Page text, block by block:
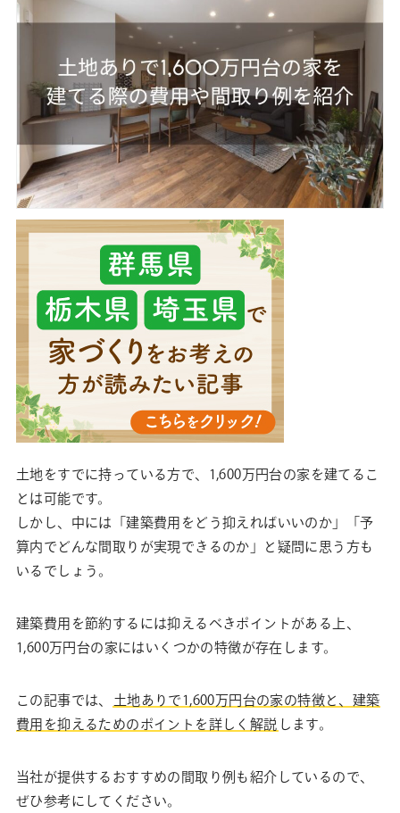
土地をすでに持っている方で、1,600万円台の家を建てるこ
とは可能です。
しかし、中には「建築費用をどう抑えればいいのか」「予
算内でどんな間取りが実現できるのか」と疑問に思う方も
いるでしょう。
建築費用を節約するには抑えるべきポイントがある上、
1,600万円台の家にはいくつかの特徴が存在します。
この記事では、
土地ありで1,600万円台の家の特徴と、建築
費用を抑えるためのポイントを詳しく解説 します。
当社が提供するおすすめの間取り例も紹介しているので、
ぜひ参考にしてください。